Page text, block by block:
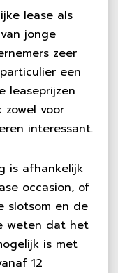
lease als
jonge
zeer
een
leaseprijzen
zowel voor
interessant.
is afhankelijk
occasion, of
slotsom en de
weten dat het
is met
12